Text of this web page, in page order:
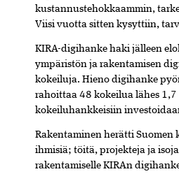
kustannustehokkaammin,
Viisi vuotta sitten kysyttiin,
KIRA-digihanke haki jälleen
ympäristön ja rakentamisen
kokeiluja. Hieno digihanke
rahoittaa 48 kokeilua lähes
kokeiluhankkeisiin
Rakentaminen herätti Suomen
ihmisiä; töitä, projekteja ja
rakentamiselle KIRAn